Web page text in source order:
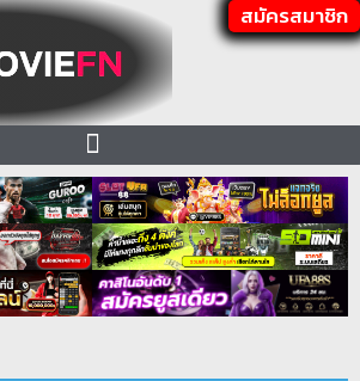
สมัครสมาชิก